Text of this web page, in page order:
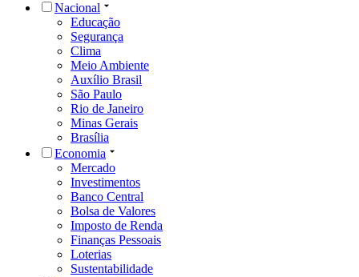
Nacional
Educação
Segurança
Clima
Meio Ambiente
Auxílio Brasil
São Paulo
Rio de Janeiro
Minas Gerais
Brasília
Economia
Mercado
Investimentos
Banco Central
Bolsa de Valores
Imposto de Renda
Finanças Pessoais
Loterias
Sustentabilidade